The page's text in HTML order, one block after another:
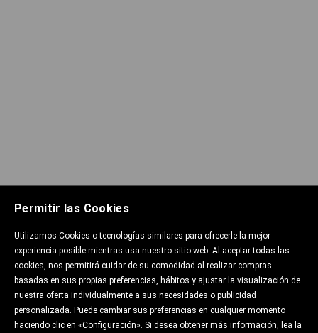
Permitir las Cookies
Utilizamos Cookies o tecnologías similares para ofrecerle la mejor
experiencia posible mientras usa nuestro sitio web. Al aceptar todas las
cookies, nos permitirá cuidar de su comodidad al realizar compras
basadas en sus propias preferencias, hábitos y ajustar la visualización de
nuestra oferta individualmente a sus necesidades o publicidad
personalizada. Puede cambiar sus preferencias en cualquier momento
haciendo clic en «Configuración». Si desea obtener más información, lea la